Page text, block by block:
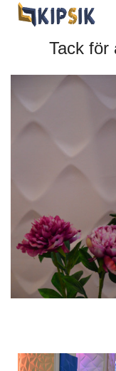
Tack för